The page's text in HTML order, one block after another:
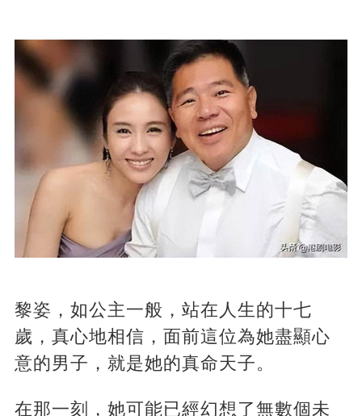
黎姿，如公主一般，站在人生的十七
歲，真心地相信，面前這位為她盡顯心
意的男子，就是她的真命天子。
在那一刻，她可能已經幻想了無數個未